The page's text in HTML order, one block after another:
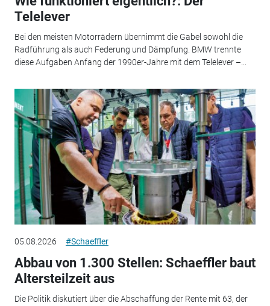
Telelever
Bei den meisten Motorrädern übernimmt die Gabel sowohl die
Radführung als auch Federung und Dämpfung. BMW trennte
diese Aufgaben Anfang der 1990er-Jahre mit dem Telelever –...
05.08.2026 #Schaeffler
Abbau von 1.300 Stellen: Schaeffler baut
Altersteilzeit aus
Die Politik diskutiert über die Abschaffung der Rente mit 63, der